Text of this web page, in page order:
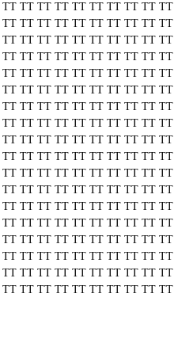
TT TT TT TT TT TT TT TT TT TT
TT TT TT TT TT TT TT TT TT TT
TT TT TT TT TT TT TT TT TT TT
TT TT TT TT TT TT TT TT TT TT
TT TT TT TT TT TT TT TT TT TT
TT TT TT TT TT TT TT TT TT TT
TT TT TT TT TT TT TT TT TT TT
TT TT TT TT TT TT TT TT TT TT
TT TT TT TT TT TT TT TT TT TT
TT TT TT TT TT TT TT TT TT TT
TT TT TT TT TT TT TT TT TT TT
TT TT TT TT TT TT TT TT TT TT
TT TT TT TT TT TT TT TT TT TT
TT TT TT TT TT TT TT TT TT TT
TT TT TT TT TT TT TT TT TT TT
TT TT TT TT TT TT TT TT TT TT
TT TT TT TT TT TT TT TT TT TT
TT TT TT TT TT TT TT TT TT TT